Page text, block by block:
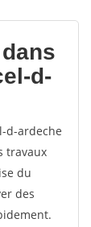
d-
d-ardeche
travaux
du
des